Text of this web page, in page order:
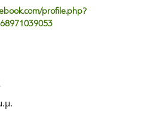
profile.php?